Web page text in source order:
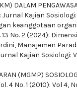
DALAM
Kajian Sosiologi:
keanggotaan
No. 2 (2024):
Manajemen
Kajian Sosiologi:
(MGMP)
4 No. 1 (2010): Vol 4,